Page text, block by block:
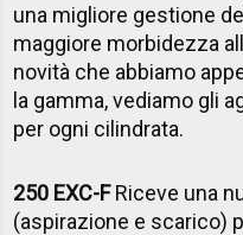
una migliore gestione
maggiore morbidezza
novità che abbiamo
la gamma, vediamo gli
per ogni cilindrata.
250 EXC-FRiceve una
(aspirazione e scarico)